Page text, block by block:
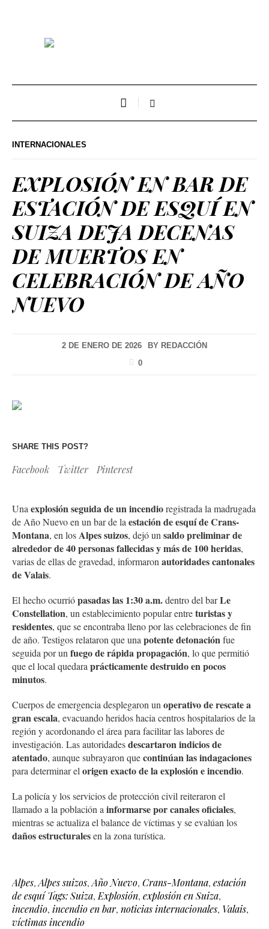
INTERNACIONALES
EXPLOSIÓN EN BAR DE
ESTACIÓN DE ESQUÍ EN
SUIZA DEJA DECENAS
DE MUERTOS EN
CELEBRACIÓN DE AÑO
NUEVO
2 DE ENERO DE 2026 BY REDACCIÓN
0
SHARE THIS POST?
Facebook Twitter Pinterest
Una explosión seguida de un incendioregistrada la madrugada
de Año Nuevo en un bar de la estación de esquí de Crans-
Montana, en losAlpes suizos, dejó un saldo preliminar de
alrededor de 40 personas fallecidas y más de 100 heridas,
varias de ellas de gravedad, informaron autoridades cantonales
de Valais.
El hecho ocurriópasadas las 1:30 a.m.dentro del barLe
Constellation, un establecimiento popular entreturistas y
residentes, que se encontraba lleno por las celebraciones de fin
de año. Testigos relataron que una potente detonaciónfue
seguida por un fuego de rápida propagación, lo que permitió
que el local quedara prácticamente destruido en pocos
minutos.
Cuerpos de emergencia desplegaron un operativo de rescate a
gran escala, evacuando heridos hacia centros hospitalarios de la
región y acordonando el área para facilitar las labores de
investigación. Las autoridadesdescartaron indicios de
atentado, aunque subrayaron quecontinúan las indagaciones
para determinar el origen exacto de la explosión e incendio.
La policía y los servicios de protección civil reiteraron el
llamado a la población a informarse por canales oficiales,
mientras se actualiza el balance de víctimas y se evalúan los
daños estructuralesen la zona turística.
Alpes, Alpes suizos, Año Nuevo, Crans-Montana, estación
de esquí Tags: Suiza, Explosión, explosión en Suiza,
incendio, incendio en bar, noticias internacionales, Valais,
víctimas incendio